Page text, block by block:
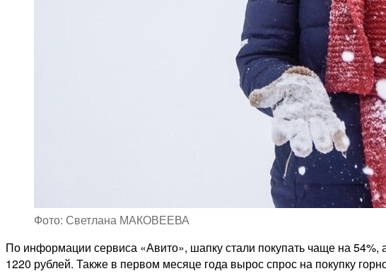
Фото: Светлана МАКОВЕЕВА
По информации сервиса «Авито», шапку стали покупать чаще на
1220 рублей. Также в первом месяце года вырос спрос на покупку